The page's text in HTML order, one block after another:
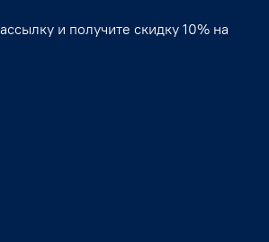
и получите скидку 10% на